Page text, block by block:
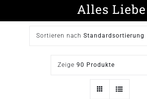
Alles Liebe
Sortieren nach Standardsortierung
Zeige 90 Produkte